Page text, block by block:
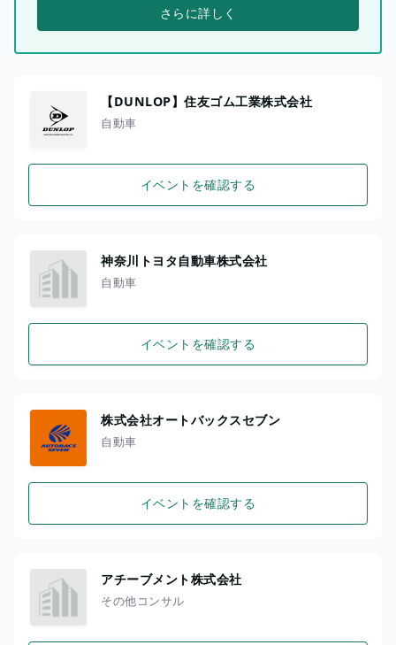
さらに詳しく
【DUNLOP】住友ゴム工業株式会社
自動車
イベントを確認する
神奈川トヨタ自動車株式会社
自動車
イベントを確認する
株式会社オートバックスセブン
自動車
イベントを確認する
アチーブメント株式会社
その他コンサル